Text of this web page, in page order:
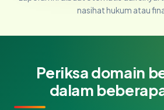
nasihat hukum atau
Periksa domain
dalam